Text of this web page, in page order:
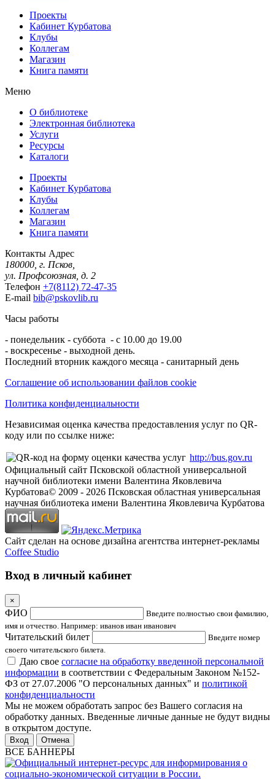
Проекты
Кабинет Курбатова
Клубы
Коллегам
Магазин
Книга памяти
Меню
О библиотеке
Электронная библиотека
Услуги
Ресурсы
Каталоги
Проекты
Кабинет Курбатова
Клубы
Коллегам
Магазин
Книга памяти
Контакты Адрес
180000, г. Псков,
ул. Профсоюзная, д. 2
Телефон +7(8112) 72-47-35
E-mail bib@pskovlib.ru
Часы работы
- понедельник - суббота - с 10.00 до 19.00
- воскресенье - выходной день.
Последний вторник каждого месяца - санитарный день
Соглашение об использовании файлов cookie
Политика конфиденциальности
Независимая оценка качества предоставления услуг по QR-
коду или по ссылке ниже:
http://bus.gov.ru
Официальный сайт Псковской областной универсальной
научной библиотеки имени Валентина Яковлевича
Курбатова© 2009 - 2026 Псковская областная универсальная
научная библиотека имени Валентина Яковлевича Курбатова
Сайт сделан на основе дизайна агентства интернет-рекламы
Coffee Studio
Вход в личный кабинет
×
ФИО
Введите полностью свои фамилию,
имя и отчество. Например: иванов иван иванович
Читательский билет
Введите номер
своего читательского билета.
Даю свое согласие на обработку введенной персональной
информации в соответствии с Федеральным Законом №152-
ФЗ от 27.07.2006 "О персональных данных" и политикой
конфиденциальности
Мы не можем обработать запрос без Вашего согласия на
обработку данных. Введенные личные данные не будут видны
в открытом доступе.
Отмена
ВСЕ БАННЕРЫ